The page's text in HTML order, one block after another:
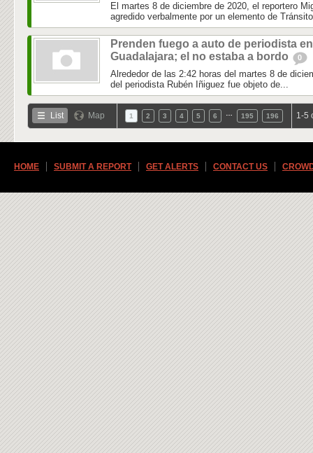
El martes 8 de diciembre de 2020, el reportero
agredido verbalmente por un elemento de
Prenden fuego a auto de periodista en
Guadalajara; el no estaba a bordo
0
Alrededor de las 2:42 horas del martes 8 de
del periodista Rubén Iñiguez fue objeto de...
List Map 1 2 3 4 5 6 195 196 1-5
HOME SUBMIT A REPORT GET ALERTS CONTACT US